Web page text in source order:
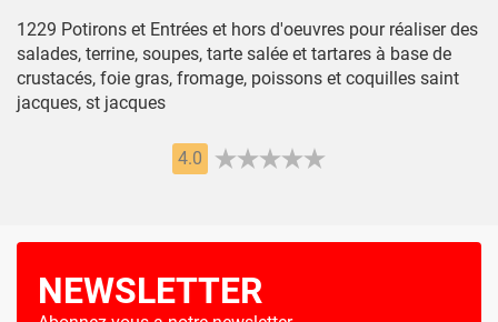
1229 Potirons et Entrées et hors d'oeuvres pour réaliser des
salades, terrine, soupes, tarte salée et tartares à base de
crustacés, foie gras, fromage, poissons et coquilles saint
jacques, st jacques
4.0
NEWSLETTER